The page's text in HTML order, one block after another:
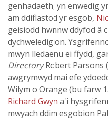
genhadaeth, yn enwedig
am ddiflastod yr esgob,
geisiodd hwnnw ddyfod â
dychweledigion.
mwyn lledaenu ei ffydd,
DirectoryRobert Parsons (
awgrymwyd mai efe
Wilym o Orange (bu farw
Richard Gwyn a'i
mwyach ddim esgobion